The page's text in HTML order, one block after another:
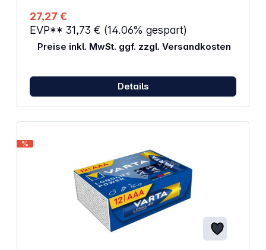
27,27 €
EVP** 31,73 € (14.06% gespart)
Preise inkl. MwSt. ggf. zzgl. Versandkosten
Details
%